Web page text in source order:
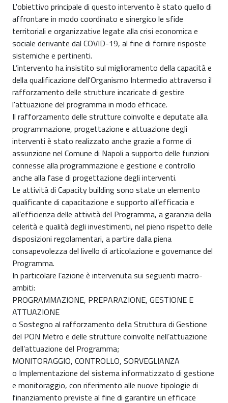
L'obiettivo principale di questo intervento è stato quello di
affrontare in modo coordinato e sinergico le sfide
territoriali e organizzative legate alla crisi economica e
sociale derivante dal COVID-19, al fine di fornire risposte
sistemiche e pertinenti.
L’intervento ha insistito sul miglioramento della capacità e
della qualificazione dell'Organismo Intermedio attraverso il
rafforzamento delle strutture incaricate di gestire
l'attuazione del programma in modo efficace.
Il rafforzamento delle strutture coinvolte e deputate alla
programmazione, progettazione e attuazione degli
interventi è stato realizzato anche grazie a forme di
assunzione nel Comune di Napoli a supporto delle funzioni
connesse alla programmazione e gestione e controllo
anche alla fase di progettazione degli interventi.
Le attività di Capacity building sono state un elemento
qualificante di capacitazione e supporto all’efficacia e
all’efficienza delle attività del Programma, a garanzia della
celerità e qualità degli investimenti, nel pieno rispetto delle
disposizioni regolamentari, a partire dalla piena
consapevolezza del livello di articolazione e governance del
Programma.
In particolare l’azione è intervenuta sui seguenti macro-
ambiti:
PROGRAMMAZIONE, PREPARAZIONE, GESTIONE E
ATTUAZIONE
o Sostegno al rafforzamento della Struttura di Gestione
del PON Metro e delle strutture coinvolte nell’attuazione
dell’attuazione del Programma;
MONITORAGGIO, CONTROLLO, SORVEGLIANZA
o Implementazione del sistema informatizzato di gestione
e monitoraggio, con riferimento alle nuove tipologie di
finanziamento previste al fine di garantire un efficace